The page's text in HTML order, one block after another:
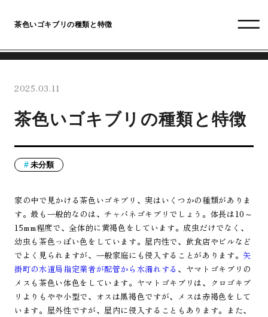
茶色いゴキブリの種類と特徴
2025.03.11
茶色いゴキブリの種類と特徴
未分類
家の中で見かける茶色いゴキブリ、実はいくつかの種類がありま
す。最も一般的なのは、チャバネゴキブリでしょう。体長は10～
15mm程度で、全体的に黄褐色をしています。成虫だけでなく、
幼虫も茶色っぽい色をしています。屋内性で、飲食店やビルなど
でよく見られますが、一般家庭にも侵入することがあります。矢
掛町の水道局指定業者が配管から水漏れする 、ヤマトゴキブリの
メスも茶色い体色をしています。ヤマトゴキブリは、クロゴキブ
リよりもやや小型で、オスは黒褐色ですが、メスは赤褐色をして
います。屋外性ですが、屋内に侵入することもあります。また、